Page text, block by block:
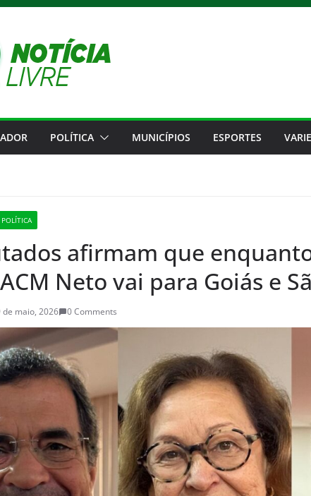
POLÍTICA MUNICÍPIOS ESPORTES
POLÍTICA
afirmam que
ACM Neto vai para Goiás e
de maio, 2026 0 Comments